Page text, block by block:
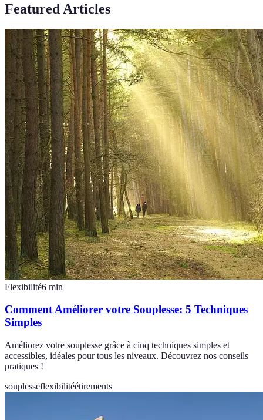
Featured Articles
Flexibilité6 min
Comment Améliorer votre Souplesse: 5 Techniques
Simples
Améliorez votre souplesse grâce à cinq techniques simples et
accessibles, idéales pour tous les niveaux. Découvrez nos conseils
pratiques !
souplesseflexibilitéétirements